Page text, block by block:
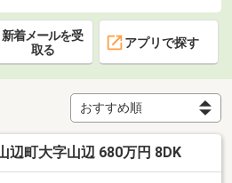
新着メールを受
取る
アプリで探す
辺町大字山辺 680万円 8DK